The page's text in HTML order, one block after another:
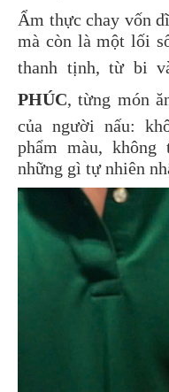
Ẩm thực chay vốn
mà còn là một lối
thanh tịnh, từ bi
PHÚC, từng món
của người nấu:
phẩm màu,
những gì tự nhiên